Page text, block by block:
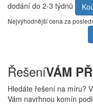
dodání do 2-3 týdnů
Nejvýhodnější cena za
ŘešeníVÁM
Hledáte řešení na míru?
Vám navrhnou komín